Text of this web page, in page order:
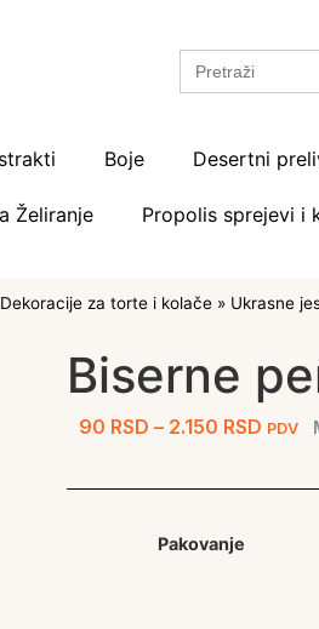
Search
for:
Boje Desertni
Želiranje Propolis sprejevi i
Dekoracije za torte i kolače » Ukrasne
Biserne
90 RSD – 2.150 RSD PDV
Pakovanje